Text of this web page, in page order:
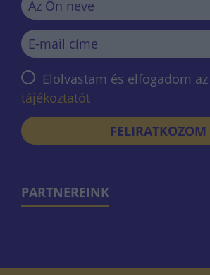
Elolvastam és elfogadom az
tájékoztatót
FELIRATKOZOM
PARTNEREINK